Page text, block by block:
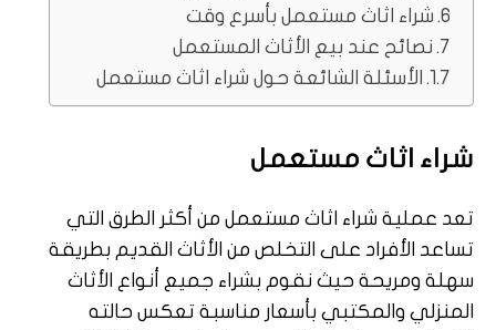
شراء اثاث مستعمل بأسرع وقت
نصائح عند بيع الأثاث المستعمل
الأسئلة الشائعة حول شراء اثاث مستعمل
شراء اثاث مستعمل
تعد عملية شراء اثاث مستعمل من أكثر الطرق التي
تساعد الأفراد على التخلص من الأثاث القديم بطريقة
سهلة ومريحة حيث نقوم بشراء جميع أنواع الأثاث
المنزلي والمكتبي بأسعار مناسبة تعكس حالته